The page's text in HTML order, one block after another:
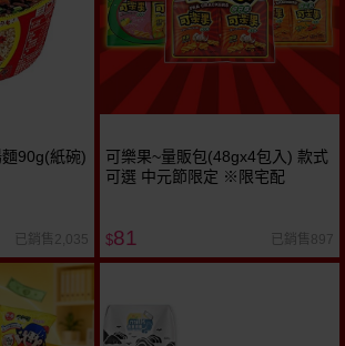
90g(紙碗)
已銷售2,035
可樂果~量販包(48gx4包入) 款式
可選 中元節限定 ※限宅配
$81 已銷售897